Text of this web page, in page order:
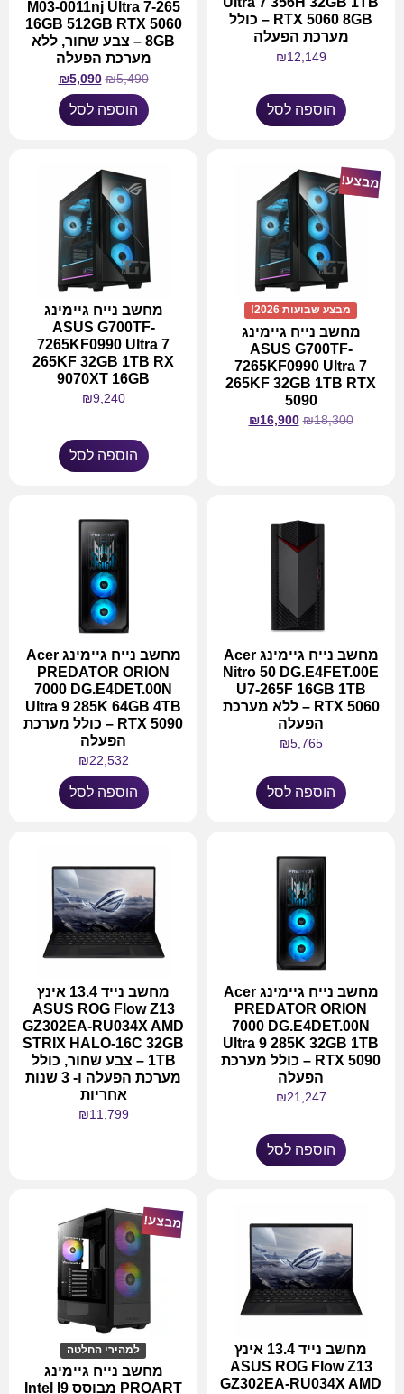
RTX 5060 8GB – כולל
מערכת הפעלה
₪12,149
הוספה לסל
M03-0011nj Ultra 7-265
16GB 512GB RTX 5060
8GB – צבע שחור, ללא
מערכת הפעלה
₪5,490
₪5,090
הוספה לסל
מבצע!
מבצע שבועות 2026!
מחשב נייח גיימינג
ASUS G700TF-
7265KF0990 Ultra 7
265KF 32GB 1TB RTX
5090
₪18,300
₪16,900
מחשב נייח גיימינג
ASUS G700TF-
7265KF0990 Ultra 7
265KF 32GB 1TB RX
9070XT 16GB
₪9,240
הוספה לסל
מחשב נייח גיימינג Acer
Nitro 50 DG.E4FET.00E
U7-265F 16GB 1TB
RTX 5060 – ללא מערכת
הפעלה
₪5,765
הוספה לסל
מחשב נייח גיימינג Acer
PREDATOR ORION
7000 DG.E4DET.00N
Ultra 9 285K 64GB 4TB
RTX 5090 – כולל מערכת
הפעלה
₪22,532
הוספה לסל
מחשב נייח גיימינג Acer
PREDATOR ORION
7000 DG.E4DET.00N
Ultra 9 285K 32GB 1TB
RTX 5090 – כולל מערכת
הפעלה
₪21,247
הוספה לסל
מחשב נייד 13.4 אינץ
ASUS ROG Flow Z13
GZ302EA-RU034X AMD
STRIX HALO-16C 32GB
1TB – צבע שחור, כולל
מערכת הפעלה ו- 3 שנות
אחריות
₪11,799
מחשב נייד 13.4 אינץ
ASUS ROG Flow Z13
GZ302EA-RU034X AMD
מבצע!
למהירי החלטה
מחשב נייח גיימינג
PROART מבוסס Intel I9